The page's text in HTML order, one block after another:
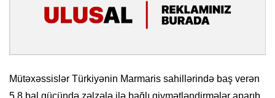
Mütəxəssislər Türkiyənin Marmaris sahillərində baş verən
5,8 bal gücündə zəlzələ ilə bağlı qiymətləndirmələr aparıb.